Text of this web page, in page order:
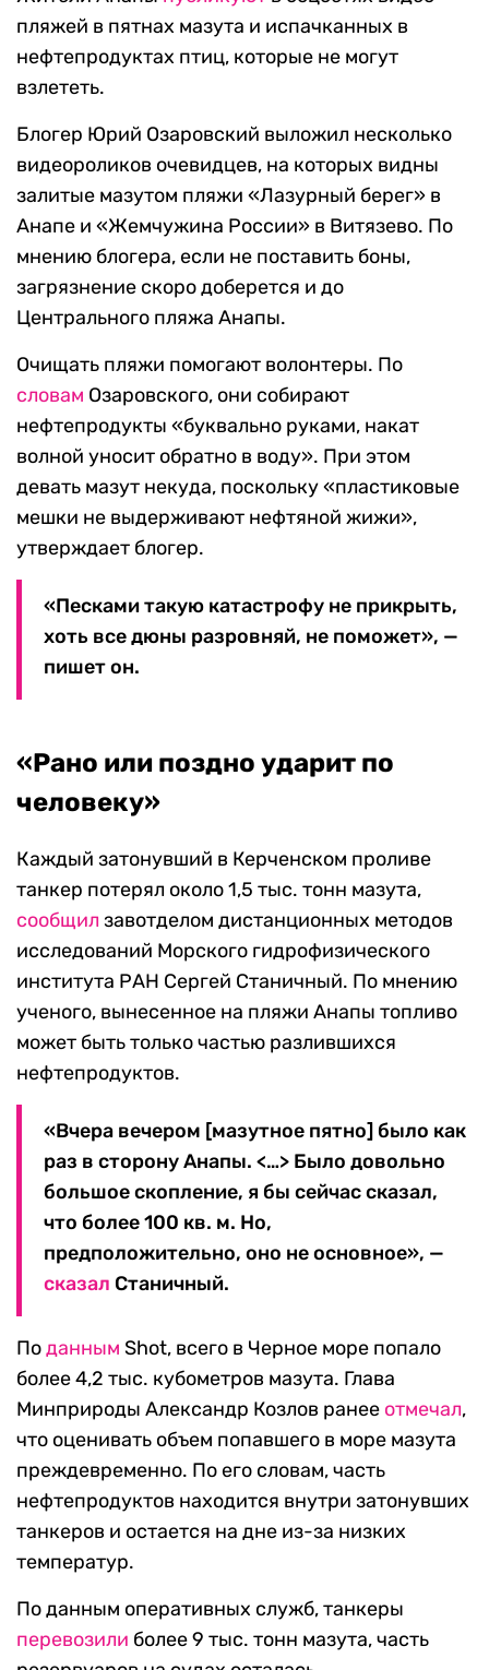
пляжей в пятнах мазута и испачканных в
нефтепродуктах птиц, которые не могут
взлететь.
Блогер Юрий Озаровский выложил несколько
видеороликов очевидцев, на которых видны
залитые мазутом пляжи «Лазурный берег» в
Анапе и «Жемчужина России» в Витязево. По
мнению блогера, если не поставить боны,
загрязнение скоро доберется и до
Центрального пляжа Анапы.
Очищать пляжи помогают волонтеры. По
словам Озаровского, они собирают
нефтепродукты «буквально руками, накат
волной уносит обратно в воду». При этом
девать мазут некуда, поскольку «пластиковые
мешки не выдерживают нефтяной жижи»,
утверждает блогер.
«Песками такую катастрофу не прикрыть,
хоть все дюны разровняй, не поможет», —
пишет он.
«Рано или поздно ударит по
человеку»
Каждый затонувший в Керченском проливе
танкер потерял около 1,5 тыс. тонн мазута,
сообщил завотделом дистанционных методов
исследований Морского гидрофизического
института РАН Сергей Станичный. По мнению
ученого, вынесенное на пляжи Анапы топливо
может быть только частью разлившихся
нефтепродуктов.
«Вчера вечером [мазутное пятно] было как
раз в сторону Анапы. <…> Было довольно
большое скопление, я бы сейчас сказал,
что более 100 кв. м. Но,
предположительно, оно не основное», —
сказал Станичный.
Поданным Shot, всего в Черное море попало
более 4,2 тыс. кубометров мазута. Глава
Минприроды Александр Козлов ранее отмечал,
что оценивать объем попавшего в море мазута
преждевременно. По его словам, часть
нефтепродуктов находится внутри затонувших
танкеров и остается на дне из-за низких
температур.
По данным оперативных служб, танкеры
перевозили более 9 тыс. тонн мазута, часть